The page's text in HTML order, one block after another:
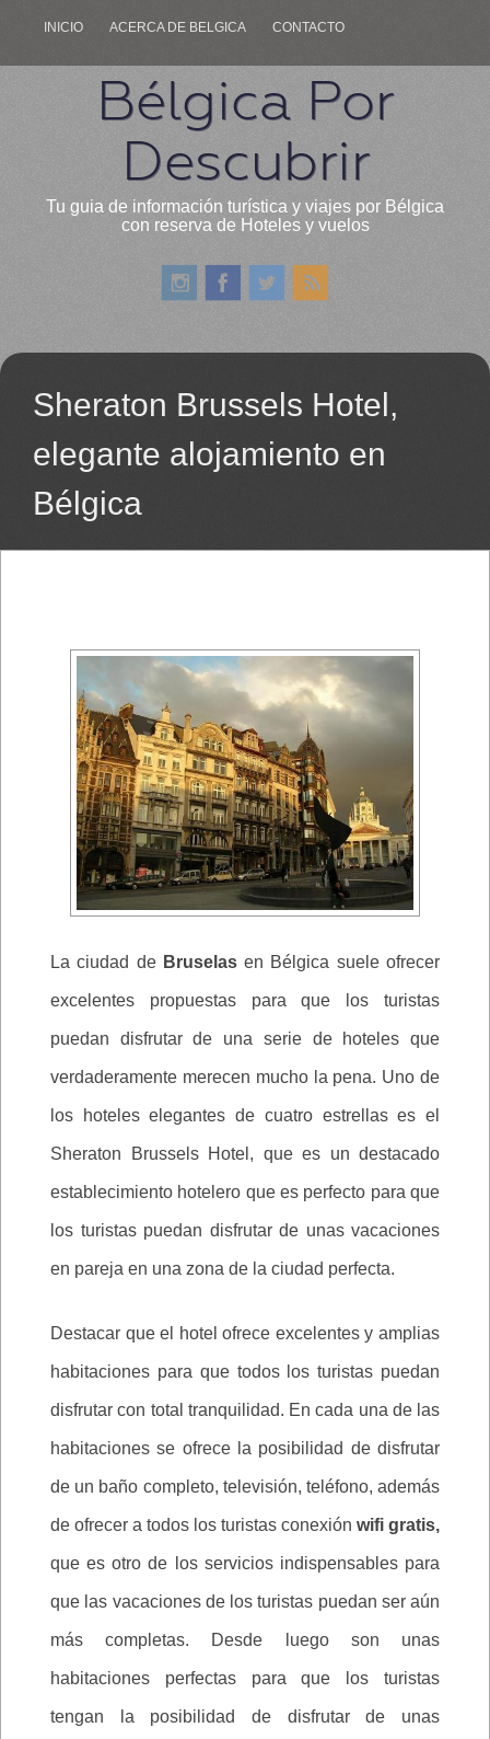
INICIO ACERCA DE BELGICA CONTACTO
Bélgica Por
Descubrir
Tu guia de información turística y viajes por Bélgica
con reserva de Hoteles y vuelos
Sheraton Brussels Hotel,
elegante alojamiento en
Bélgica
La ciudad de Bruselasen Bélgica suele ofrecer
excelentes propuestas para que los turistas
puedan disfrutar de una serie de hoteles que
verdaderamente merecen mucho la pena. Uno de
los hoteles elegantes de cuatro estrellas es el
Sheraton Brussels Hotel, que es un destacado
establecimiento hotelero que es perfecto para que
los turistas puedan disfrutar de unas vacaciones
en pareja en una zona de la ciudad perfecta.
Destacar que el hotel ofrece excelentes y amplias
habitaciones para que todos los turistas puedan
disfrutar con total tranquilidad. En cada una de las
habitaciones se ofrece la posibilidad de disfrutar
de un baño completo, televisión, teléfono, además
de ofrecer a todos los turistas conexión wifi gratis,
que es otro de los servicios indispensables para
que las vacaciones de los turistas puedan ser aún
más completas. Desde luego son unas
habitaciones perfectas para que los turistas
tengan la posibilidad de disfrutar de unas